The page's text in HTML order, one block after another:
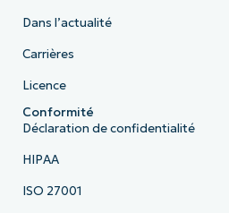
Dans l’actualité
Carrières
Licence
Conformité
Déclaration de confidentialité
HIPAA
ISO 27001